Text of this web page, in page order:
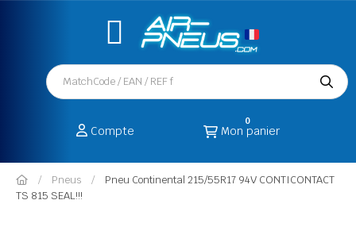
Compte Mon panier
0
Pneus
Pneu Continental 215/55R17 94V CONTICONTACT
TS 815 SEAL!!!